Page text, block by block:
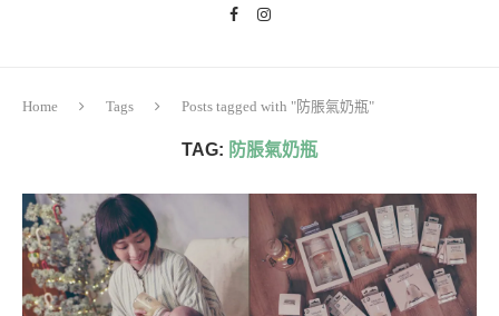
Home Tags Posts tagged with "防脹氣奶瓶"
TAG: 防脹氣奶瓶